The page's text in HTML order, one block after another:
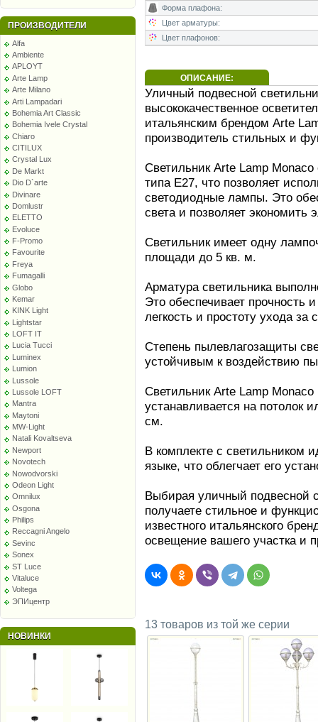
ПРОИЗВОДИТЕЛИ
Alfa
Ambiente
APLOYT
Arte Lamp
Arte Milano
Arti Lampadari
Bohemia Art Classic
Bohemia Ivele Crystal
Chiaro
CITILUX
Crystal Lux
De Markt
Dio D`arte
Divinare
Domlustr
ELETTO
Evoluce
F-Promo
Favourite
Freya
Fumagalli
Globo
Kemar
KINK Light
Lightstar
LOFT IT
Lucia Tucci
Luminex
Lumion
Lussole
Lussole LOFT
Mantra
Maytoni
MW-Light
Natali Kovaltseva
Newport
Novotech
Nowodvorski
Odeon Light
Omnilux
Osgona
Philips
Reccagni Angelo
Sevinc
Sonex
ST Luce
Vitaluce
Voltega
ЭПИцентр
НОВИНКИ
Форма плафона:
Цвет арматуры:
Цвет плафонов:
ОПИСАНИЕ:
Уличный подвесной
высококачественное
итальянским брендом Arte
производитель стильных и
Светильник Arte Lamp
типа E27, что позволяет
светодиодные лампы. Это
света и позволяет экономить
Светильник имеет одну
площади до 5 кв. м.
Арматура светильника
Это обеспечивает прочность
легкость и простоту ухода за
Степень пылевлагозащиты
устойчивым к воздействию
Светильник Arte Lamp
устанавливается на потолок
см.
В комплекте с светильником
языке, что облегчает его
Выбирая уличный подвесной
получаете стильное и
известного итальянского
освещение вашего участка и
13 товаров из той же серии